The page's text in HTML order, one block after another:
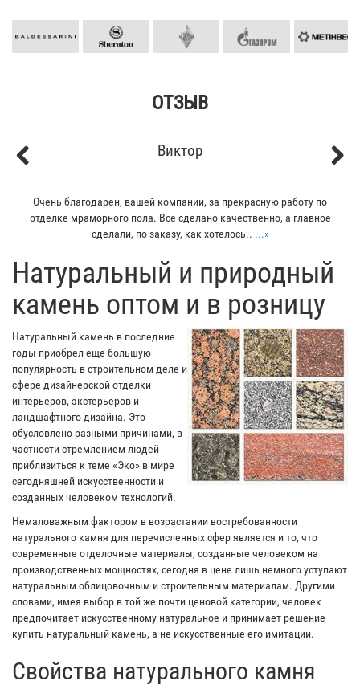
ОТЗЫВ
Виктор
Очень благодарен, вашей компании, за прекрасную работу по
отделке мраморного пола. Все сделано качественно, а главное
сделали, по заказу, как хотелось.. ...»
​Натуральный и природный
камень оптом и в розницу
Натуральный камень в последние
годы приобрел еще большую
популярность в строительном деле и
сфере дизайнерской отделки
интерьеров, экстерьеров и
ландшафтного дизайна. Это
обусловлено разными причинами, в
частности стремлением людей
приблизиться к теме «Эко» в мире
сегодняшней искусственности и
созданных человеком технологий.
Немаловажным фактором в возрастании востребованности
натурального камня для перечисленных сфер является и то, что
современные отделочные материалы, созданные человеком на
производственных мощностях, сегодня в цене лишь немного уступают
натуральным облицовочным и строительным материалам. Другими
словами, имея выбор в той же почти ценовой категории, человек
предпочитает искусственному натуральное и принимает решение
купить натуральный камень, а не искусственные его имитации.
Свойства натурального камня